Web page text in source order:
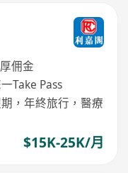
佣金
Take Pass
，年終旅行，醫療
$15K-25K/月